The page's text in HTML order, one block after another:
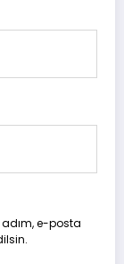
e-posta